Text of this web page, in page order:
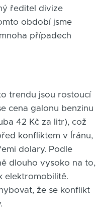
ředitel divize
období jsme
případech
trendu jsou rostoucí
cena galonu benzinu
42 Kč za litr), což
konfliktem v Íránu,
dolary. Podle
dlouho vysoko na to,
elektromobilitě.
že se konflikt